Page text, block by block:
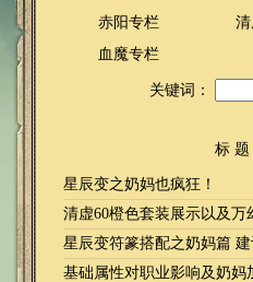
赤阳专栏
血魔专栏
关键词：
标 题
星辰变之奶妈也疯狂！
清虚60橙色套装展示以及万
星辰变符篆搭配之奶妈篇
基础属性对职业影响及奶妈